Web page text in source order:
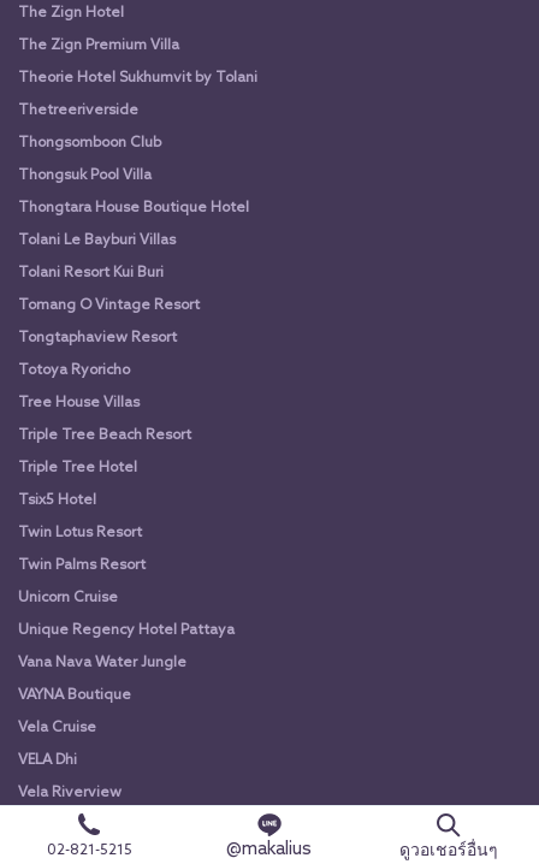
The Zign Hotel
The Zign Premium Villa
Theorie Hotel Sukhumvit by Tolani
Thetreeriverside
Thongsomboon Club
Thongsuk Pool Villa
Thongtara House Boutique Hotel
Tolani Le Bayburi Villas
Tolani Resort Kui Buri
Tomang O Vintage Resort
Tongtaphaview Resort
Totoya Ryoricho
Tree House Villas
Triple Tree Beach Resort
Triple Tree Hotel
Tsix5 Hotel
Twin Lotus Resort
Twin Palms Resort
Unicorn Cruise
Unique Regency Hotel Pattaya
Vana Nava Water Jungle
VAYNA Boutique
Vela Cruise
VELA Dhi
Vela Riverview
Venice Krabi Villa Resort
Veravian Resort
02-821-5215 @makalius ดูวอเชอร์อื่นๆ